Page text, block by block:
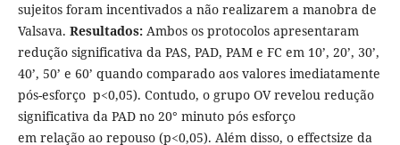
sujeitos foram incentivados a não realizarem a manobra de
Valsava. Resultados: Ambos os protocolos apresentaram
redução significativa da PAS, PAD, PAM e FC em 10’, 20’, 30’,
40’, 50’ e 60’ quando comparado aos valores imediatamente
pós-esforço p<0,05). Contudo, o grupo OV revelou redução
significativa da PAD no 20° minuto pós esforço
em relação ao repouso (p<0,05). Além disso, o effectsize da